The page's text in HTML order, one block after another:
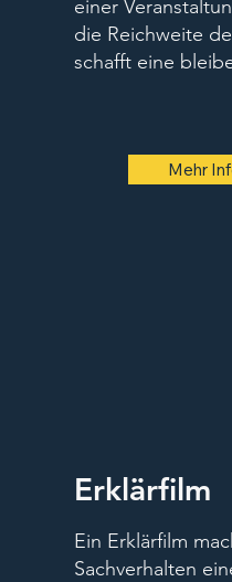
einer
die Reichweite
schafft eine
Mehr
Erklärfilm
Ein Erklärfilm
Sachverhalten